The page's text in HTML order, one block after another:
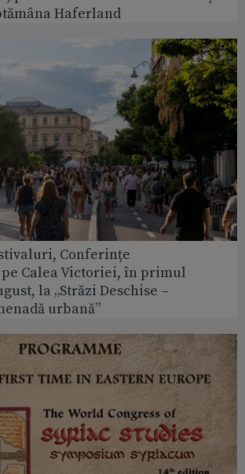
Haferland
Conferințe
Calea Victoriei, în primul
la „Străzi Deschise –
urbană”